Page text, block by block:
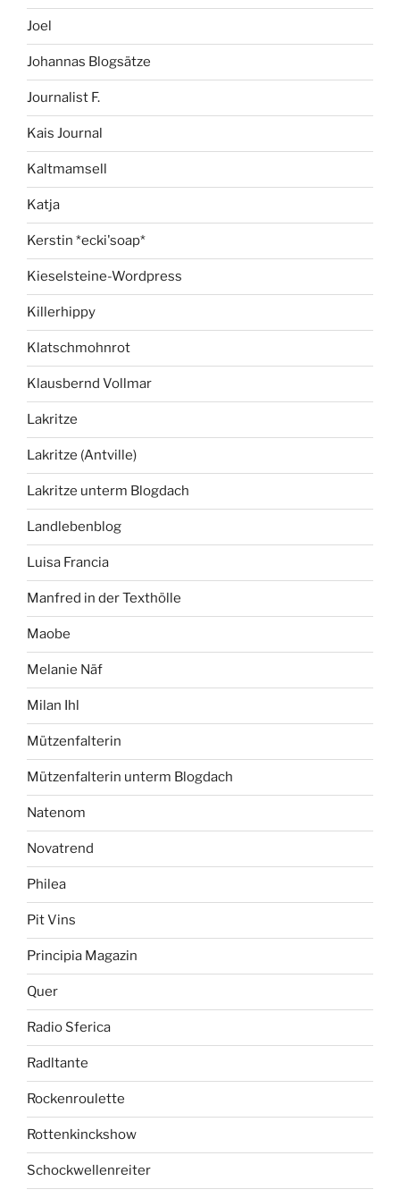
Joel
Johannas Blogsätze
Journalist F.
Kais Journal
Kaltmamsell
Katja
Kerstin *ecki'soap*
Kieselsteine-Wordpress
Killerhippy
Klatschmohnrot
Klausbernd Vollmar
Lakritze
Lakritze (Antville)
Lakritze unterm Blogdach
Landlebenblog
Luisa Francia
Manfred in der Texthölle
Maobe
Melanie Näf
Milan Ihl
Mützenfalterin
Mützenfalterin unterm Blogdach
Natenom
Novatrend
Philea
Pit Vins
Principia Magazin
Quer
Radio Sferica
Radltante
Rockenroulette
Rottenkinckshow
Schockwellenreiter